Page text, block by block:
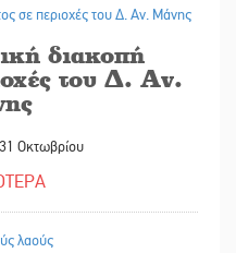
διακοπή
του Δ. Αν.
Οκτωβρίου